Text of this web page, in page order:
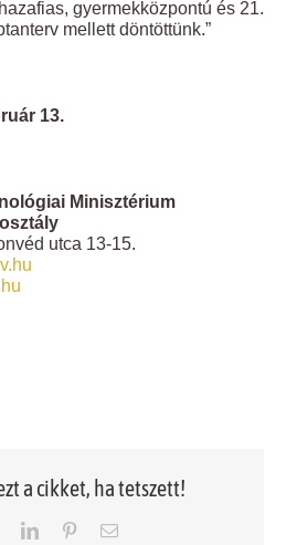
gyermekközpontú és 21.
mellett döntöttünk.”
13.
Minisztérium
utca 13-15.
a cikket, ha tetszett!
TwitterLinkedInPinterestEmail